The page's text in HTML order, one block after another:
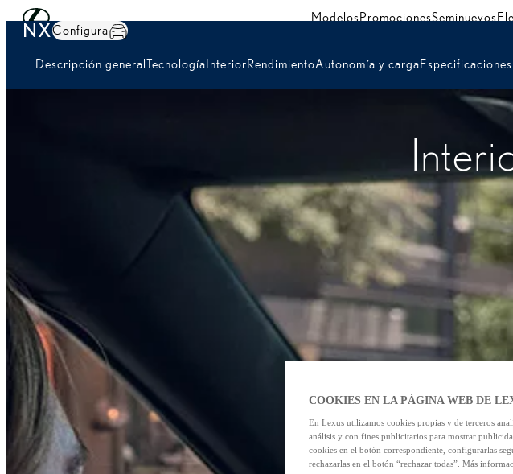
Skip to Main Content ModelosPromocionesSeminuevos
NXConfigura
Descripción generalTecnologíaInteriorRendimientoAutonomía y cargaEspecificaciones
COOKIES EN LA PÁGINA WEB DE
En Lexus utilizamos cookies propias y de terceros
análisis y con fines publicitarios para mostrar
cookies en el botón correspondiente, configurarlas
rechazarlas en el botón “rechazar todas”. Más